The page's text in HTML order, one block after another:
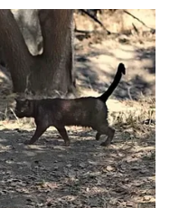
ಮೋದಿ-